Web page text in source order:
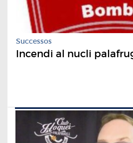
Successos
Incendi al nucli